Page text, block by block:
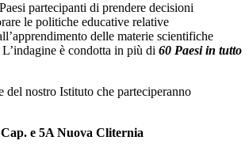
le politiche educative relative
delle materie scientifiche
è condotta in più di 60 Paesi in tutto
e 5A Nuova Cliternia